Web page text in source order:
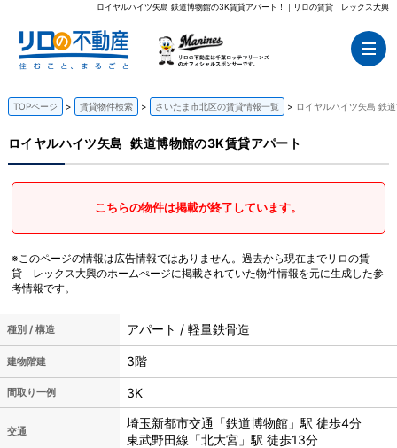
ロイヤルハイツ矢島 鉄道博物館の3K賃貸アパート！｜リロの賃貸 レックス大興
TOPページ 賃貸物件検索 さいたま市北区の賃貸情報一覧 ロイヤルハイツ矢島 鉄
ロイヤルハイツ矢島 鉄道博物館の3K賃貸アパート
こちらの物件は掲載が終了しています。
※このページの情報は広告情報ではありません。過去から現在までリロの賃
貸 レックス大興のホームぺージに掲載されていた物件情報を元に生成した参
考情報です。
種別 / 構造 アパート / 軽量鉄骨造
建物階建 3階
間取り一例 3K
交通
埼玉新都市交通「鉄道博物館」駅 徒歩4分
東武野田線「北大宮」駅 徒歩13分